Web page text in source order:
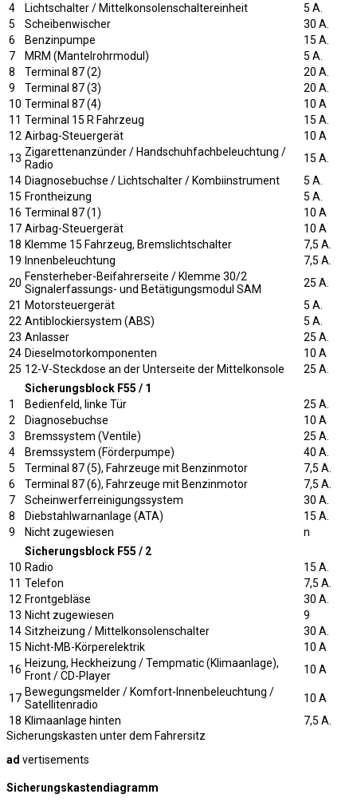
4
Lichtschalter / Mittelkonsolenschaltereinheit
5 A.
5
Scheibenwischer
30 A.
6
Benzinpumpe
15 A.
7
MRM (Mantelrohrmodul)
5 A.
8
Terminal 87 (2)
20 A.
9
Terminal 87 (3)
20 A.
10 Terminal 87 (4)
10 A
11 Terminal 15 R Fahrzeug
15 A.
12 Airbag-Steuergerät
10 A
13 Zigarettenanzünder / Handschuhfachbeleuchtung /
Radio
15 A.
14 Diagnosebuchse / Lichtschalter / Kombiinstrument
5 A.
15 Frontheizung
5 A.
16 Terminal 87 (1)
10 A
17 Airbag-Steuergerät
10 A
18 Klemme 15 Fahrzeug, Bremslichtschalter
7,5 A.
19 Innenbeleuchtung
7,5 A.
20 Fensterheber-Beifahrerseite / Klemme 30/2
Signalerfassungs- und Betätigungsmodul SAM
25 A.
21 Motorsteuergerät
5 A.
22 Antiblockiersystem (ABS)
5 A.
23 Anlasser
25 A.
24 Dieselmotorkomponenten
10 A
25 12-V-Steckdose an der Unterseite der Mittelkonsole
25 A.
Sicherungsblock F55 / 1
1
Bedienfeld, linke Tür
25 A.
2
Diagnosebuchse
10 A
3
Bremssystem (Ventile)
25 A.
4
Bremssystem (Förderpumpe)
40 A.
5
Terminal 87 (5), Fahrzeuge mit Benzinmotor
7,5 A.
6
Terminal 87 (6), Fahrzeuge mit Benzinmotor
7,5 A.
7
Scheinwerferreinigungssystem
30 A.
8
Diebstahlwarnanlage (ATA)
15 A.
9
Nicht zugewiesen
n
Sicherungsblock F55 / 2
10 Radio
15 A.
11 Telefon
7,5 A.
12 Frontgebläse
30 A.
13 Nicht zugewiesen
9
14 Sitzheizung / Mittelkonsolenschalter
30 A.
15 Nicht-MB-Körperelektrik
10 A
16 Heizung, Heckheizung / Tempmatic (Klimaanlage),
Front / CD-Player
10 A
17 Bewegungsmelder / Komfort-Innenbeleuchtung /
Satellitenradio
10 A
18 Klimaanlage hinten
7,5 A.
Sicherungskasten unter dem Fahrersitz
ad vertisements
Sicherungskastendiagramm